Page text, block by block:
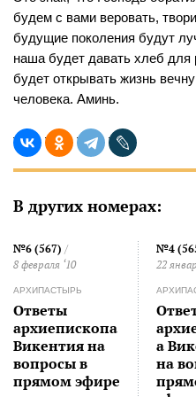
будем с вами веровать,
будущие поколения будут
наша будет давать хлеб для
будет открывать жизнь
человека. Аминь.
В других номерах:
№6 (567) /
8 февраля ‘10
АРХИПАСТЫРЬ
Ответы
архиепископа
Викентия на
вопросы в
прямом эфире
№4
22
а
на